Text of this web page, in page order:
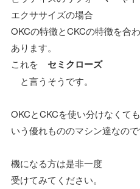
エクササイズの場合
OKCの特徴とCKCの特徴を合
あります。
これを セミクローズ
と言うそうです。
OKCとCKCを使い分けなくて
いう優れもののマシン達なので
機になる方は是非一度
受けてみてください。